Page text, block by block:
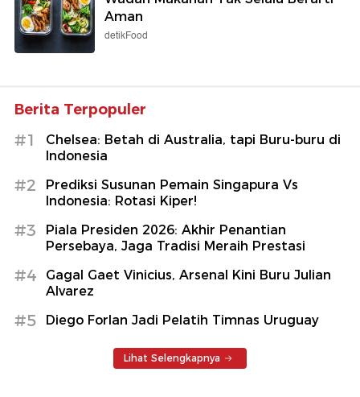
Aman
detikFood
Berita Terpopuler
#1
Chelsea: Betah di Australia, tapi Buru-buru di
Indonesia
#2
Prediksi Susunan Pemain Singapura Vs
Indonesia: Rotasi Kiper!
#3
Piala Presiden 2026: Akhir Penantian
Persebaya, Jaga Tradisi Meraih Prestasi
#4
Gagal Gaet Vinicius, Arsenal Kini Buru Julian
Alvarez
#5 Diego Forlan Jadi Pelatih Timnas Uruguay
Lihat Selengkapnya